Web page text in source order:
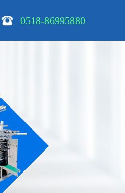
0518-86995880